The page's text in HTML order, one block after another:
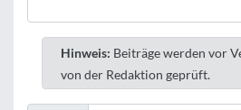
Hinweis: Beiträge werden vor
von der Redaktion geprüft.